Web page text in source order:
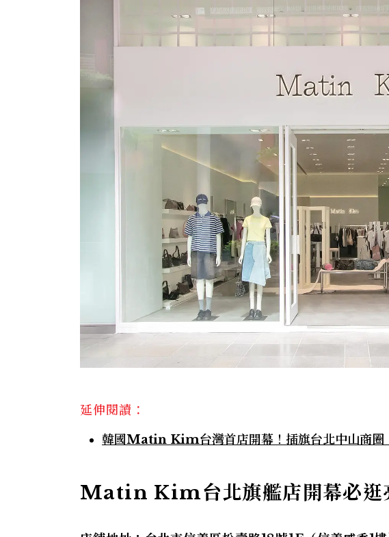
延伸閱讀：
韓國Matin Kim台灣首店開幕！插旗台北中山商圈
Matin Kim台北旗艦店開幕必逛